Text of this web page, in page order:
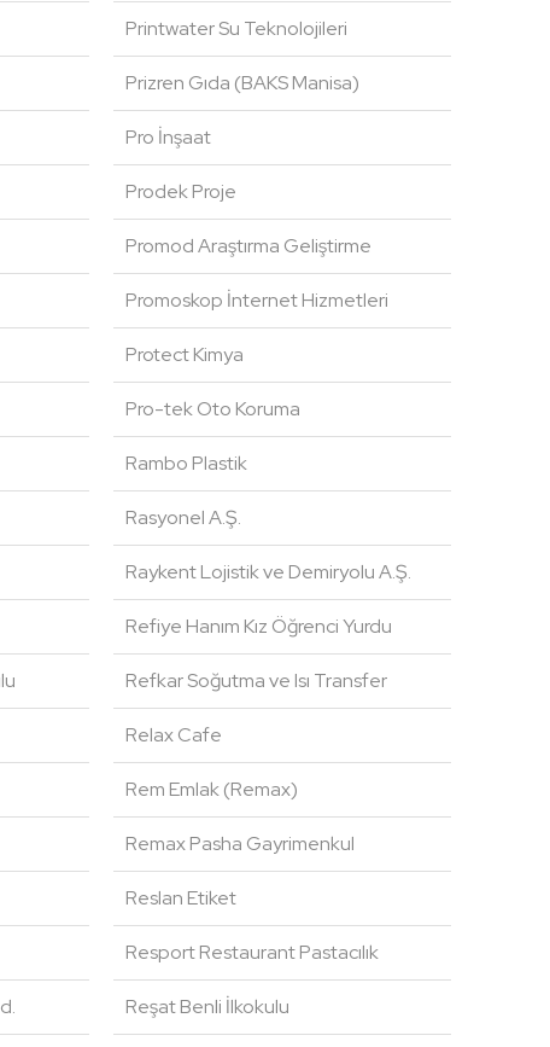
Printwater Su Teknolojileri
Prizren Gıda (BAKS Manisa)
Pro İnşaat
Prodek Proje
Promod Araştırma Geliştirme
Promoskop İnternet Hizmetleri
Protect Kimya
Pro-tek Oto Koruma
Rambo Plastik
Rasyonel A.Ş.
Raykent Lojistik ve Demiryolu A.Ş.
Refiye Hanım Kız Öğrenci Yurdu
Refkar Soğutma ve Isı Transfer
Relax Cafe
Rem Emlak (Remax)
Remax Pasha Gayrimenkul
Reslan Etiket
Resport Restaurant Pastacılık
Reşat Benli İlkokulu